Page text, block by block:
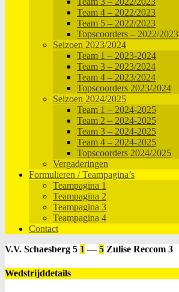
Team 4 – 2022/2023
Team 5 – 2022/2023
Topscoorders – 2022/2023
Seizoen 2023/2024
Team 1 – 2023-2024
Team 3 – 2023/2024
Team 4 – 2023/2024
Topscoorders 2023/2024
Seizoen 2024/2025
Team 1 – 2024-2025
Team 2 – 2024-2025
Team 3 – 2024-2025
Team 4 – 2024-2025
Topscoorders 2024/2025
Vergaderingen
Formulieren / Teampagina’s
Teampagina 1
Teampagina 2
Teampagina 3
Teampagina 4
Contact
V.V. Schaesberg 5 1 — 5 Zulise Reccom 3
Wedstrijddetails